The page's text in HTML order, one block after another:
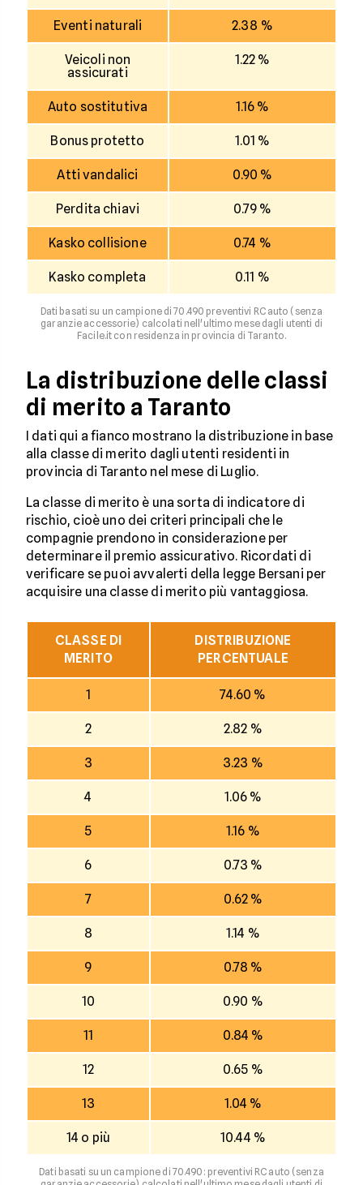
Eventi naturali 2.38 %
Veicoli non
assicurati
1.22 %
Auto sostitutiva 1.16 %
Bonus protetto 1.01 %
Atti vandalici 0.90 %
Perdita chiavi 0.79 %
Kasko collisione 0.74 %
Kasko completa 0.11 %
Dati basati su un campione di 70.490 preventivi RC auto (senza
garanzie accessorie) calcolati nell'ultimo mese dagli utenti di
Facile.it con residenza in provincia di Taranto.
La distribuzione delle classi
di merito a Taranto
I dati qui a fianco mostrano la distribuzione in base
alla classe di merito dagli utenti residenti in
provincia di Taranto nel mese di Luglio.
La classe di merito è una sorta di indicatore di
rischio, cioè uno dei criteri principali che le
compagnie prendono in considerazione per
determinare il premio assicurativo. Ricordati di
verificare se puoi avvalerti della legge Bersani per
acquisire una classe di merito più vantaggiosa.
CLASSE DI
MERITO
DISTRIBUZIONE
PERCENTUALE
1 74.60 %
2 2.82 %
3 3.23 %
4 1.06 %
5 1.16 %
6 0.73 %
7 0.62 %
8 1.14 %
9 0.78 %
10 0.90 %
11 0.84 %
12 0.65 %
13 1.04 %
14 o più 10.44 %
Dati basati su un campione di 70.490: preventivi RC auto (senza